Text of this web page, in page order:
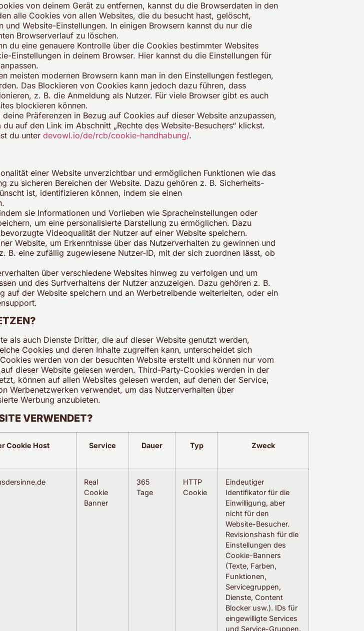
von deinem Gerät zu entfernen, kannst du die Browserdaten in den
alle Cookies von allen Websites, die du besucht hast, gelöscht,
Website-Einstellungen. In einigen Browsern kannst du nur die
Browserverlauf zu löschen.
du eine genauere Kontrolle über die Cookies bestimmter Websites
Einstellungen in deinem Browser. Hier kannst du die Einstellungen für
meisten modernen Browsern kann man in den Einstellungen festlegen,
Das Blockieren von Cookies kann jedoch dazu führen, dass
z. B. die Anmeldung als Nutzer. Für viele Browser gibt es auch
blockieren können.
deine Präferenzen in Bezug auf Cookies auf dieser Website anzupassen,
auf den Link im Abschnitt „Rechte des Website-Besuchers“ klickst.
du unter devowl.io/de/rcb/cookie-handhabung/.
einer Website unverzichtbar und ermöglichen Funktionen wie das
zu sicheren Bereichen der Website. Dazu gehören z. B. Sicherheits-
ist, identifizieren können, indem sie einen
sie Informationen und Vorlieben wie Spracheinstellungen oder
um eine personalisierte Darstellung zu ermöglichen. Dazu
Videoqualität der Nutzer auf einer Website speichern.
Website, um Erkenntnisse über das Nutzerverhalten zu gewinnen und
B. eine zufällig zugewiesene Nutzer-ID, mit der sich zuordnen lässt, ob
über verschiedene Websites hinweg zu verfolgen und um
und des Surfverhaltens der Nutzer anzuzeigen. Dazu gehören z. B.
auf der Website speichern und an Werbetreibende weiterleiten, oder ein
als auch Dienste Dritter, die auf dieser Website genutzt werden,
Cookies und deren Inhalte zugreifen kann, unterscheidet sich
werden von der besuchten Website erstellt und können nur vom
dieser Website gelesen werden. Third-Party-Cookies werden in der
können auf allen Websites gelesen werden, auf denen der Service,
Werbenetzwerken verwendet, um das Nutzerverhalten über
Werbung anzubieten.
VERWENDET?
Cookie Host Service Dauer Typ Zweck
Real
Cookie
Banner
365
Tage
HTTP
Cookie
Eindeutiger
Identifikator für die
Einwilligung, aber
nicht für den
Website-Besucher.
Revisionshash für die
Einstellungen des
Cookie-Banners
(Texte, Farben,
Funktionen,
Servicegruppen,
Dienste, Content
Blocker usw.). IDs für
eingewilligte Services
und Service-Gruppen.